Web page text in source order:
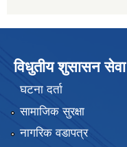
विधुतीय शुसासन सेवा
घटना दर्ता
सामाजिक सुरक्षा
नागरिक वडापत्र